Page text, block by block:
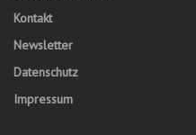
Kontakt
Newsletter
Datenschutz
Impressum